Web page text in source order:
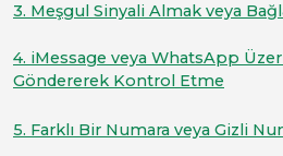
3. Meşgul Sinyali Almak veya
4. iMessage veya WhatsApp
Göndererek Kontrol Etme
5. Farklı Bir Numara veya Gizli